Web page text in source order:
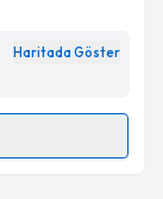
belirtilen
Haritada Göster